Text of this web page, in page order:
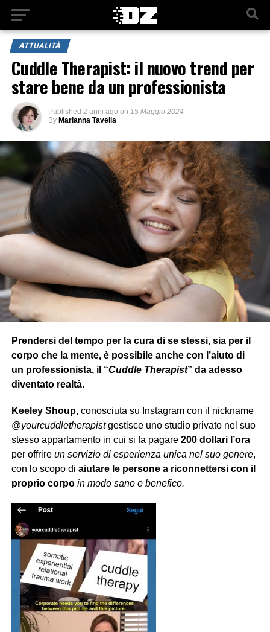
ATTUALITÀ
Cuddle Therapist: il nuovo trend per
stare bene da un professionista
Published 2 anni ago on 15 Maggio 2024
By Marianna Tavella
Prendersi del tempo per la cura di se stessi, sia per il
corpo che la mente, è possibile anche con l’aiuto di
un professionista, il “Cuddle Therapist” da adesso
diventato realtà.
Keeley Shoup, conosciuta su Instagram con il nickname
@yourcuddletherapistgestisce uno studio privato nel suo
stesso appartamento in cui si fa pagare 200 dollari l’ora
per offrireun servizio di esperienza unica nel suo genere,
con lo scopo di aiutare le persone a riconnettersi con il
proprio corpoin modo sano e benefico.